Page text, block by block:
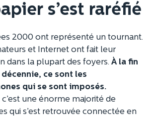
s’est raréfié
2000 ont représenté un tournant.
et Internet ont fait leur
dans la plupart des foyers. À la fin
ce sont les
qui se sont imposés.
c’est une énorme majorité de
qui s’est retrouvée connectée en